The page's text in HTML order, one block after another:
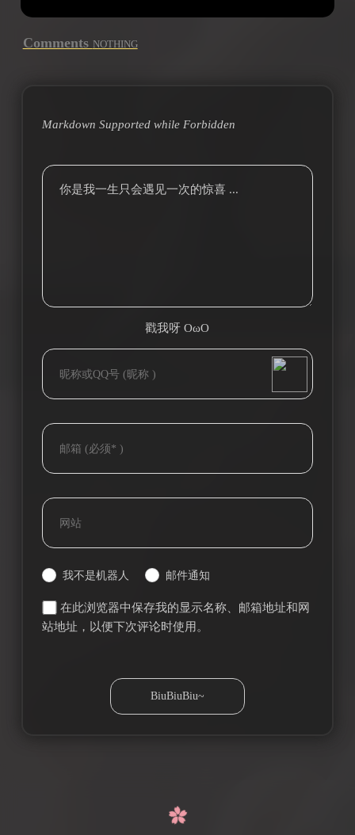
Comments NOTHING
Markdown Supported whileForbidden
你是我一生只会遇见一次的惊喜 ...
戳我呀 OωO
Tieba
我不是机器人 邮件通知
在此浏览器中保存我的显示名称、邮箱地址和网
站地址，以便下次评论时使用。